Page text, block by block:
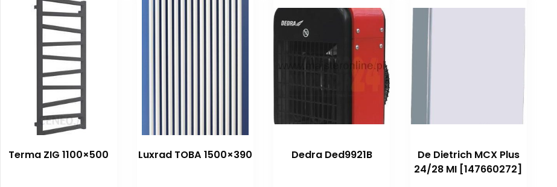
Terma ZIG 1100×500 Luxrad TOBA 1500×390 Dedra Ded9921B
De Dietrich MCX Plus
24/28 MI [147660272]